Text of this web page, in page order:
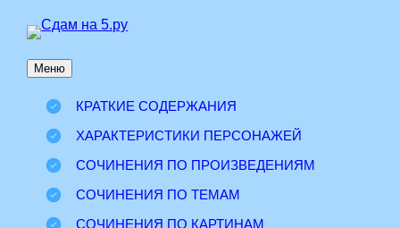
Перейти
содержимому
Меню
КРАТКИЕ СОДЕРЖАНИЯ
ХАРАКТЕРИСТИКИ ПЕРСОНАЖЕЙ
СОЧИНЕНИЯ ПО ПРОИЗВЕДЕНИЯМ
СОЧИНЕНИЯ ПО ТЕМАМ
СОЧИНЕНИЯ ПО КАРТИНАМ